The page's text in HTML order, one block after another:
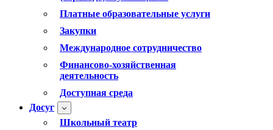
Платные образовательные услуги
Закупки
Международное сотрудничество
Финансово-хозяйственная
деятельность
Доступная среда
Досуг
Школьный театр